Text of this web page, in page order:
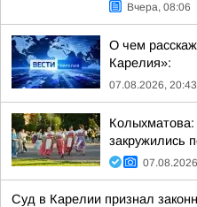
Вчера, 08:06
О чем
Карелия»:
07.08.2026, 20:43
Колыхматова:
закружились
Суд в Карелии признал